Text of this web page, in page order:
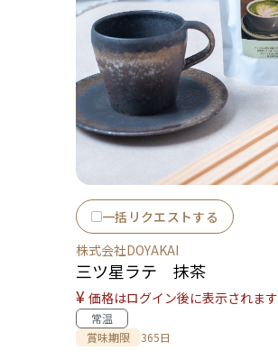
一括リクエストする
株式会社DOYAKAI
三ツ星ラテ 抹茶
¥ 価格はログイン後に表示されます
常温
賞味期限
365日